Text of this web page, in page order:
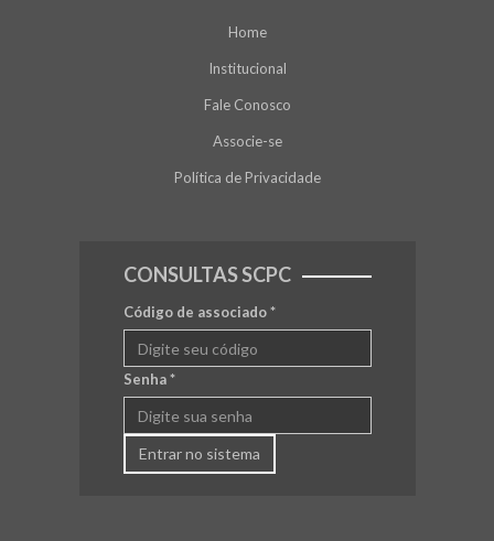
Home
Institucional
Fale Conosco
Associe-se
Política de Privacidade
CONSULTAS SCPC
Código de associado*
Senha*
Entrar no sistema